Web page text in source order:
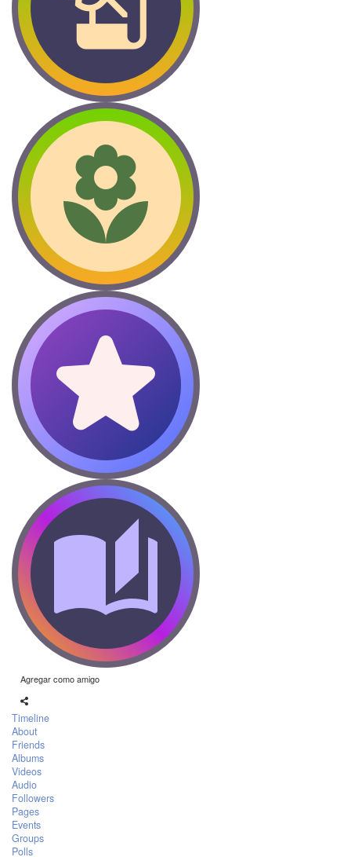
Agregar como amigo
Timeline
About
Friends
Albums
Videos
Audio
Followers
Pages
Events
Groups
Polls